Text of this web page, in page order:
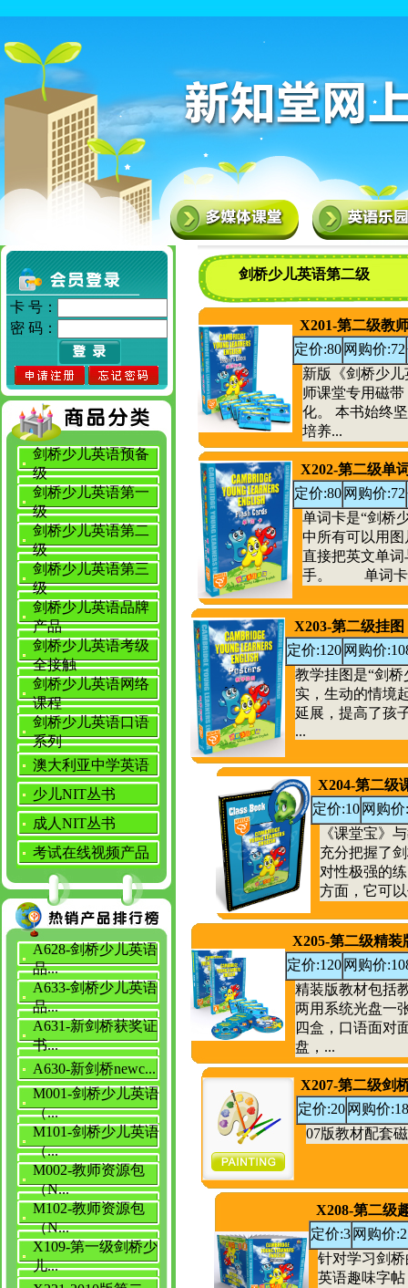
卡 号：
密 码：
剑桥少儿英语预备
级
剑桥少儿英语第一
级
剑桥少儿英语第二
级
剑桥少儿英语第三
级
剑桥少儿英语品牌
产品
剑桥少儿英语考级
全接触
剑桥少儿英语网络
课程
剑桥少儿英语口语
系列
澳大利亚中学英语
少儿NIT丛书
成人NIT丛书
考试在线视频产品
A628-剑桥少儿英语
品...
A633-剑桥少儿英语
品...
A631-新剑桥获奖证
书...
A630-新剑桥newc...
M001-剑桥少儿英语
（...
M101-剑桥少儿英语
（...
M002-教师资源包
（N...
M102-教师资源包
（N...
X109-第一级剑桥少
儿...
剑桥少儿英语第二级
X201-第二级教
定价:80 网购价:72
新版《剑桥少
师课堂专用磁
化。 本书始终
培养...
X202-第二级单
定价:80 网购价:72
单词卡是“剑桥
中所有可以用
直接把英文单
手。 单词卡
X203-第二级挂图
定价:120 网购价
教学挂图是“剑
实，生动的情境
延展，提高了孩
...
X204-第二级
定价:10 网购价
《课堂宝》
充分把握了
对性极强的
方面，它可
X205-第二级精装
定价:120 网购价
精装版教材包括
两用系统光盘一
四盒，口语面对
盘，...
X207-第二级剑
定价:20 网购价:18
07版教材配套
X208-第二级
定价:3 网购价
针对学习剑
英语趣味字